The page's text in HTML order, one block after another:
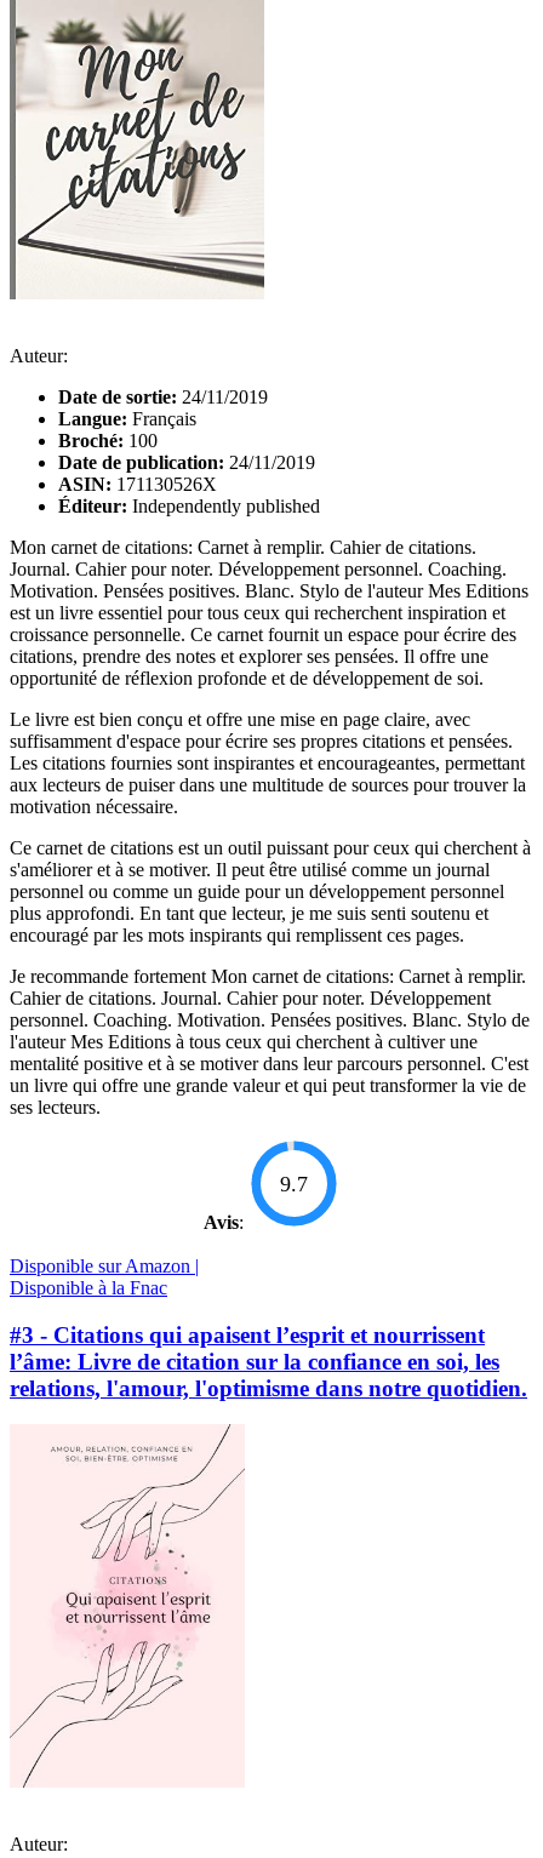
Auteur:
Date de sortie: 24/11/2019
Langue: Français
Broché: 100
Date de publication: 24/11/2019
ASIN: 171130526X
Éditeur: Independently published
Mon carnet de citations: Carnet à remplir. Cahier de citations.
Journal. Cahier pour noter. Développement personnel. Coaching.
Motivation. Pensées positives. Blanc. Stylo de l'auteur Mes Editions
est un livre essentiel pour tous ceux qui recherchent inspiration et
croissance personnelle. Ce carnet fournit un espace pour écrire des
citations, prendre des notes et explorer ses pensées. Il offre une
opportunité de réflexion profonde et de développement de soi.
Le livre est bien conçu et offre une mise en page claire, avec
suffisamment d'espace pour écrire ses propres citations et pensées.
Les citations fournies sont inspirantes et encourageantes, permettant
aux lecteurs de puiser dans une multitude de sources pour trouver la
motivation nécessaire.
Ce carnet de citations est un outil puissant pour ceux qui cherchent à
s'améliorer et à se motiver. Il peut être utilisé comme un journal
personnel ou comme un guide pour un développement personnel
plus approfondi. En tant que lecteur, je me suis senti soutenu et
encouragé par les mots inspirants qui remplissent ces pages.
Je recommande fortement Mon carnet de citations: Carnet à remplir.
Cahier de citations. Journal. Cahier pour noter. Développement
personnel. Coaching. Motivation. Pensées positives. Blanc. Stylo de
l'auteur Mes Editions à tous ceux qui cherchent à cultiver une
mentalité positive et à se motiver dans leur parcours personnel. C'est
un livre qui offre une grande valeur et qui peut transformer la vie de
ses lecteurs.
Avis:
9.7
Disponible sur Amazon |
Disponible à la Fnac
#3 - Citations qui apaisent l’esprit et nourrissent
l’âme: Livre de citation sur la confiance en soi, les
relations, l'amour, l'optimisme dans notre quotidien.
Auteur: